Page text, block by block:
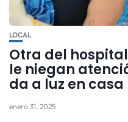
LOCAL
Otra del
le niegan
da a luz en casa
enero 31, 2025